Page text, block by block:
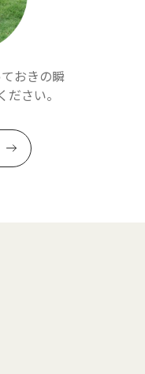
おきの瞬
ださい。